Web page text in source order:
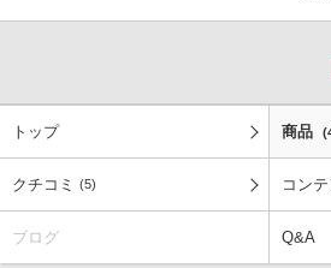
トップ 商品
クチコミ (5) コン
ブログ Q&A